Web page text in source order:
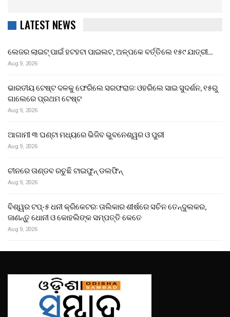
LATEST NEWS
ଲେଜର ଲାଇଟ୍ ପାଇଁ ହଟହଟା ପାଇଲଟ, ଅଳ୍ପକେ ବର୍ତ୍ତିଲେ ୧୫୯ ଯାତ୍ରୀ…
Aug 9, 2026
ଭାରତୀୟ ଟେଷ୍ଟ ଦଳକୁ ଫେରିଲେ ସରଫରାଜ: ଓହରିଲେ ସାଇ ସୁଦର୍ଶନ, ୧୫ରୁ
ଗାଲେରେ ପ୍ରଥମ ଟେଷ୍ଟ
Aug 9, 2026
ଆଗାମୀ ୩ ଘଣ୍ଟା ମଧ୍ୟରେ ଭିଜିବ ଭୁବନେଶ୍ୱର ଓ ପୁରୀ
Aug 9, 2026
ଚୀନରେ ତାଣ୍ଡବ ରଚୁଛି ଟାଇଫୁନ୍ ଡଲଫିନ୍
Aug 9, 2026
ବିଶ୍ୱର ଟପ୍-୫ ଧନୀ କ୍ରିକେଟର: ତାଲିକାର ଶୀର୍ଷରେ ସଚିନ ତେନ୍ଦୁଲକର,
ଜାଣନ୍ତୁ ଧୋନୀ ଓ କୋହଲିଙ୍କ ସମ୍ପତ୍ତି କେତେ
Aug 9, 2026